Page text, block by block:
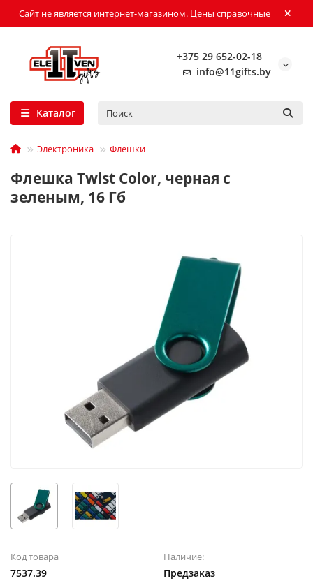
Сайт не является интернет-магазином. Цены справочные
+375 29 652-02-18
info@11gifts.by
Каталог
Электроника Флешки
Флешка Twist Color, черная с
зеленым, 16 Гб
Код товара
7537.39
Наличие:
Предзаказ